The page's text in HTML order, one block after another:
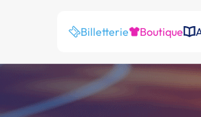
Billetterie Boutique